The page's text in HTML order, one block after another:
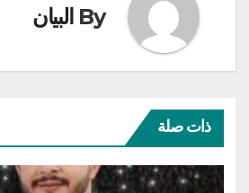
By البيان
ذات صلة